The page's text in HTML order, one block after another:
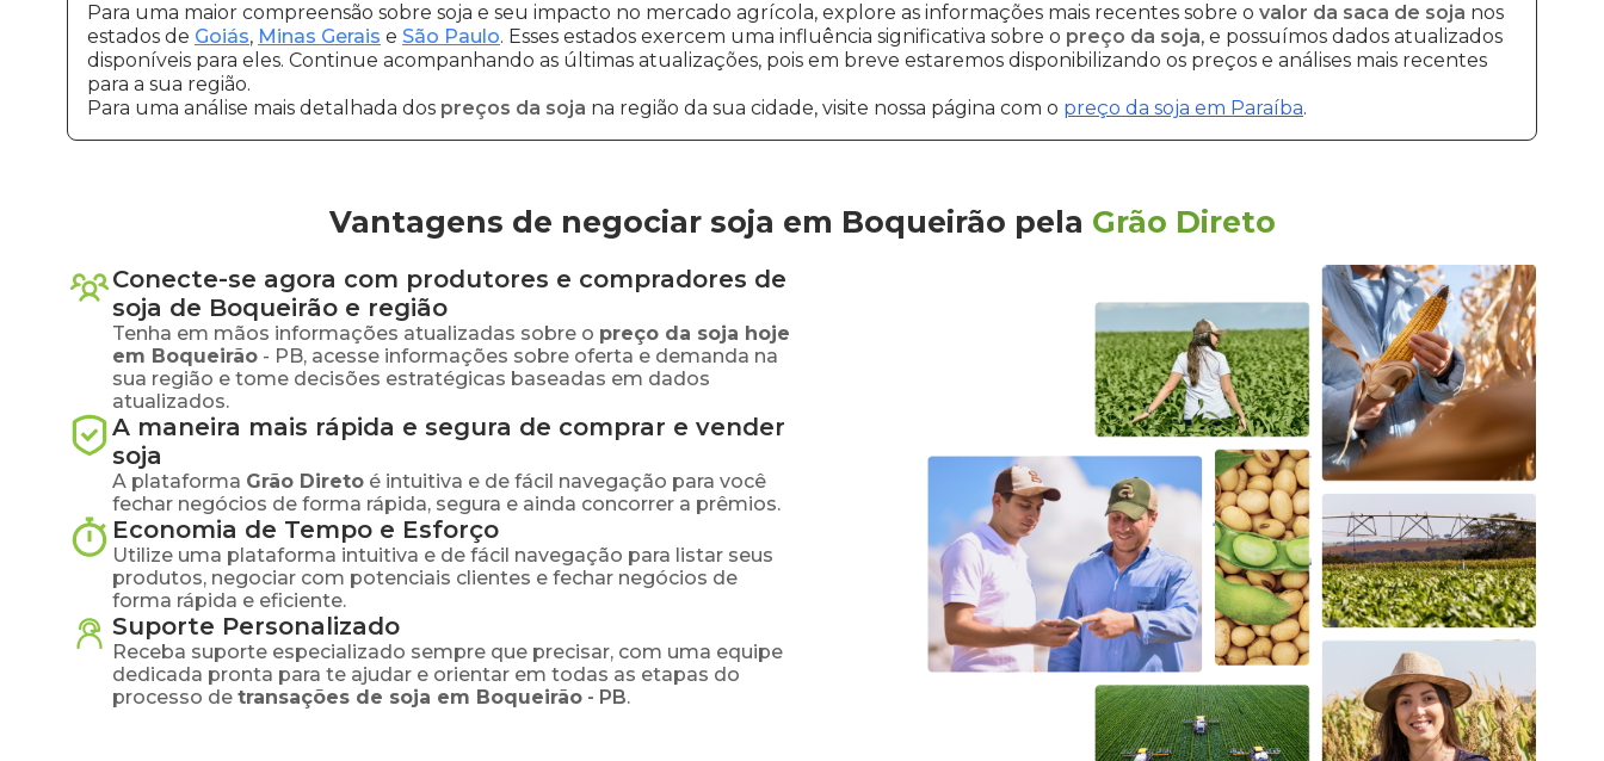
Para uma maior compreensão sobre soja e seu impacto no mercado agrícola, explore as informações mais recentes sobre o valor da saca de soja nos
estados de Goiás, Minas Gerais e São Paulo. Esses estados exercem uma influência significativa sobre o preço da soja, e possuímos dados atualizados
disponíveis para eles. Continue acompanhando as últimas atualizações, pois em breve estaremos disponibilizando os preços e análises mais recentes
para a sua região.
Para uma análise mais detalhada dos preços da soja na região da sua cidade, visite nossa página com o preço da soja em Paraíba.
Vantagens de negociar soja em Boqueirão pela Grão Direto
Conecte-se agora com produtores e compradores de
soja de Boqueirão e região
Tenha em mãos informações atualizadas sobre o preço da soja hoje
em Boqueirão - PB, acesse informações sobre oferta e demanda na
sua região e tome decisões estratégicas baseadas em dados
atualizados.
A maneira mais rápida e segura de comprar e vender
soja
A plataforma Grão Direto é intuitiva e de fácil navegação para você
fechar negócios de forma rápida, segura e ainda concorrer a prêmios.
Economia de Tempo e Esforço
Utilize uma plataforma intuitiva e de fácil navegação para listar seus
produtos, negociar com potenciais clientes e fechar negócios de
forma rápida e eficiente.
Suporte Personalizado
Receba suporte especializado sempre que precisar, com uma equipe
dedicada pronta para te ajudar e orientar em todas as etapas do
processo de transações de soja em Boqueirão - PB.